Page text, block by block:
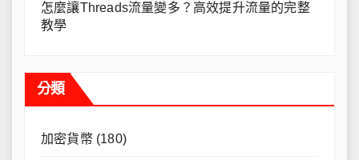
怎麼讓Threads流量變多？高效提升流量的完整
教學
分類
加密貨幣(180)